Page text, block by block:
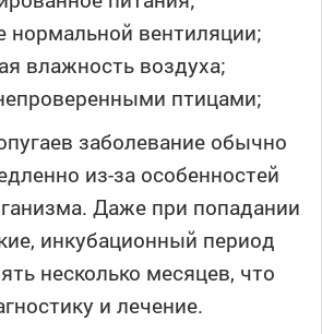
нормальной вентиляции;
влажность воздуха;
птицами;
заболевание обычно
из-за особенностей
Даже при попадании
инкубационный период
несколько месяцев, что
и лечение.